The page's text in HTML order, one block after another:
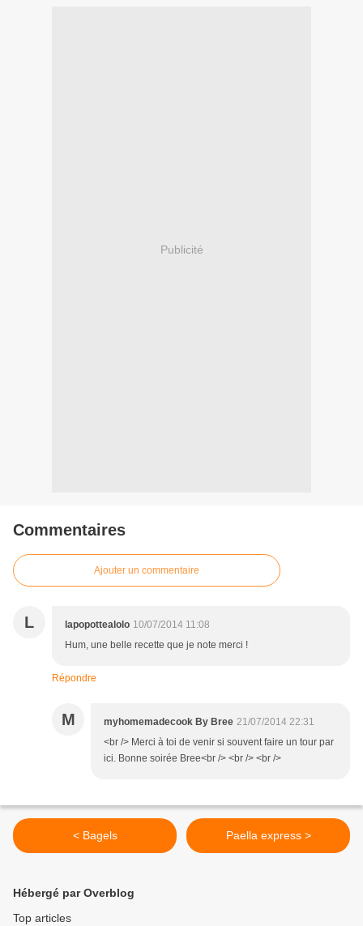
Publicité
Commentaires
Ajouter un commentaire
L lapopottealolo 10/07/2014 11:08
Hum, une belle recette que je note merci !
Répondre
M myhomemadecook By Bree 21/07/2014 22:31
<br /> Merci à toi de venir si souvent faire un tour par
ici. Bonne soirée Bree<br /> <br /> <br />
< Bagels Paella express >
Hébergé par Overblog
Top articles